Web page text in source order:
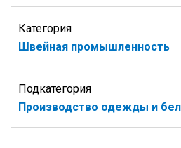
Категория
Швейная промышленность
Подкатегория
Производство одежды и